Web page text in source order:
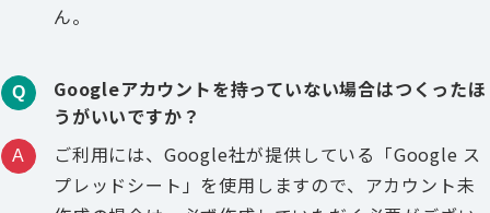
ん。
Q
Googleアカウントを持っていない場合はつくったほ
うがいいですか？
A
ご利用には、Google社が提供している「Google ス
プレッドシート」を使用しますので、アカウント未